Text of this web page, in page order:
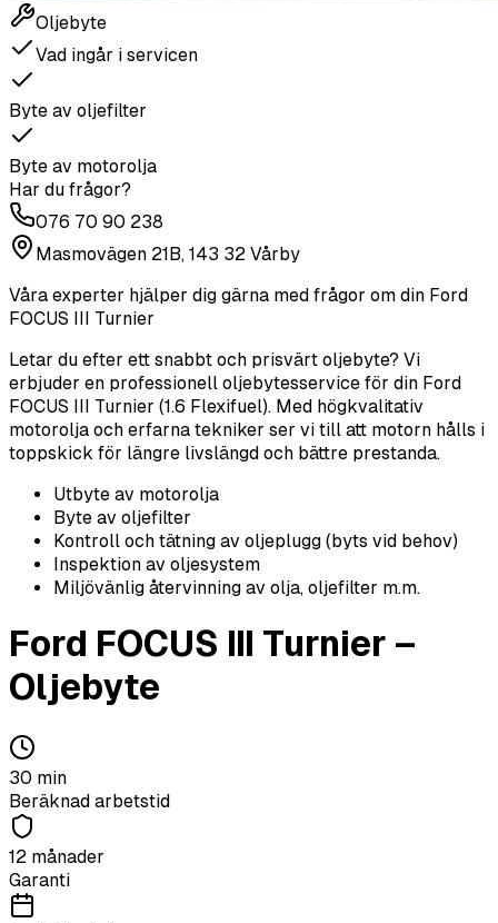
Oljebyte
Vad ingår i servicen
Byte av oljefilter
Byte av motorolja
Har du frågor?
076 70 90 238
Masmovägen 21B, 143 32 Vårby
Våra experter hjälper dig gärna med frågor om din Ford
FOCUS III Turnier
Letar du efter ett snabbt och prisvärt oljebyte? Vi
erbjuder en professionell oljebytesservice för din Ford
FOCUS III Turnier (1.6 Flexifuel). Med högkvalitativ
motorolja och erfarna tekniker ser vi till att motorn hålls i
toppskick för längre livslängd och bättre prestanda.
Utbyte av motorolja
Byte av oljefilter
Kontroll och tätning av oljeplugg (byts vid behov)
Inspektion av oljesystem
Miljövänlig återvinning av olja, oljefilter m.m.
Ford FOCUS III Turnier –
Oljebyte
30 min
Beräknad arbetstid
12 månader
Garanti